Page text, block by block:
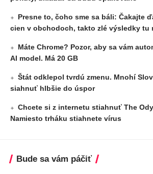
Presne to, čoho sme sa báli: Čakajte
cien v obchodoch, takto zlé výsledky tu
Máte Chrome? Pozor, aby sa vám
AI model. Má 20 GB
Štát odklepol tvrdú zmenu. Mnohí
siahnuť hlbšie do úspor
Chcete si z internetu stiahnuť The
Namiesto trháku stiahnete vírus
Bude sa vám páčiť